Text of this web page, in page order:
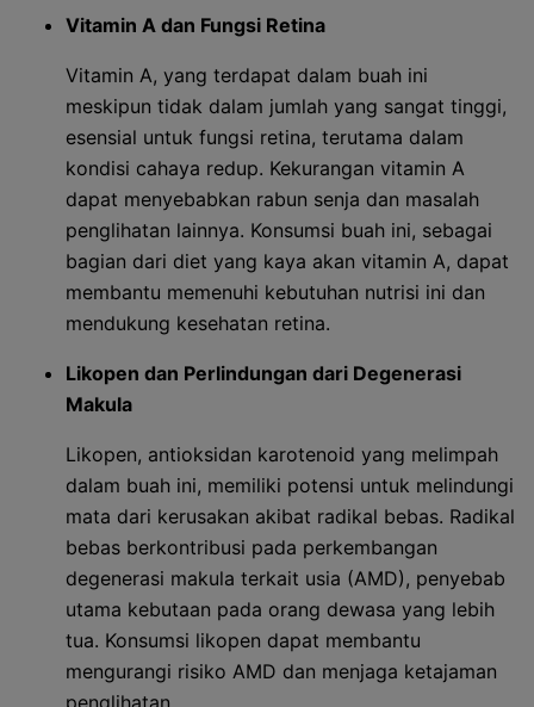
Vitamin A dan Fungsi Retina
Vitamin A, yang terdapat dalam buah ini
meskipun tidak dalam jumlah yang sangat tinggi,
esensial untuk fungsi retina, terutama dalam
kondisi cahaya redup. Kekurangan vitamin A
dapat menyebabkan rabun senja dan masalah
penglihatan lainnya. Konsumsi buah ini, sebagai
bagian dari diet yang kaya akan vitamin A, dapat
membantu memenuhi kebutuhan nutrisi ini dan
mendukung kesehatan retina.
Likopen dan Perlindungan dari Degenerasi
Makula
Likopen, antioksidan karotenoid yang melimpah
dalam buah ini, memiliki potensi untuk melindungi
mata dari kerusakan akibat radikal bebas. Radikal
bebas berkontribusi pada perkembangan
degenerasi makula terkait usia (AMD), penyebab
utama kebutaan pada orang dewasa yang lebih
tua. Konsumsi likopen dapat membantu
mengurangi risiko AMD dan menjaga ketajaman
penglihatan.